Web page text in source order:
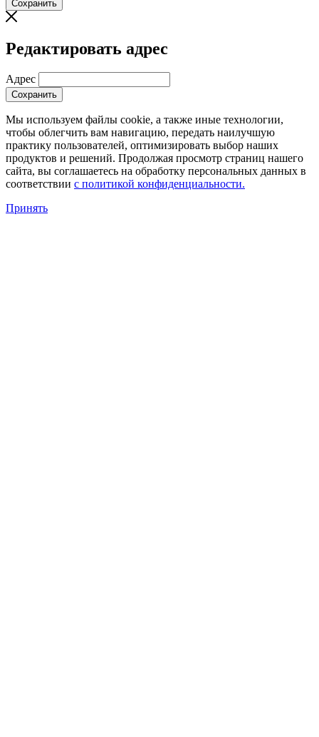
Сохранить
Редактировать адрес
Адрес
Сохранить
Мы используем файлы cookie, а также иные технологии,
чтобы облегчить вам навигацию, передать наилучшую
практику пользователей, оптимизировать выбор наших
продуктов и решений. Продолжая просмотр страниц нашего
сайта, вы соглашаетесь на обработку персональных данных в
соответствии с политикой конфиденциальности.
Принять